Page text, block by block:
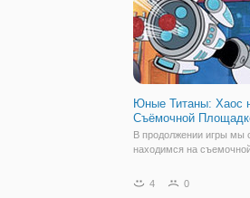
Юные Титаны: Хаос
Съёмочной
В продолжении игры мы
находимся на
прибыли с одной целью -
4 0